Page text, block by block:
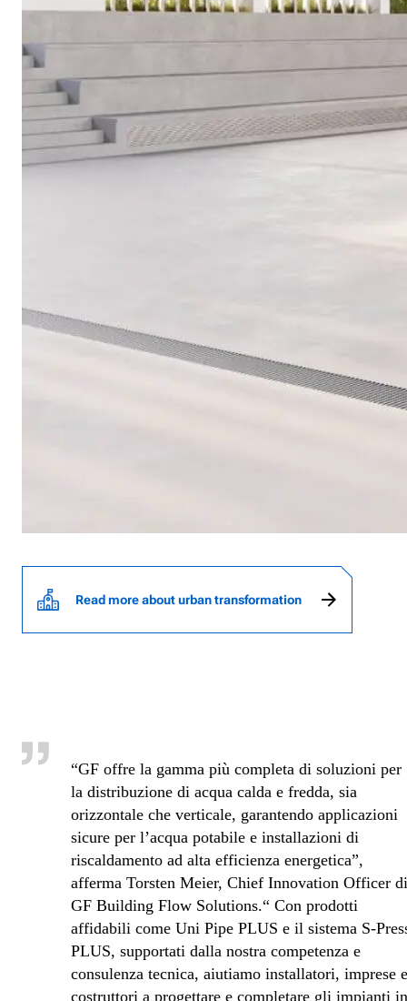
Read more about urban transformation
“GF offre la gamma più completa di soluzioni per
la distribuzione di acqua calda e fredda, sia
orizzontale che verticale, garantendo applicazioni
sicure per l’acqua potabile e installazioni di
riscaldamento ad alta efficienza energetica”,
afferma Torsten Meier, Chief Innovation Officer di
GF Building Flow Solutions.“ Con prodotti
affidabili come Uni Pipe PLUS e il sistema
PLUS, supportati dalla nostra competenza e
consulenza tecnica, aiutiamo installatori, imprese e
costruttori a progettare e completare gli impianti in